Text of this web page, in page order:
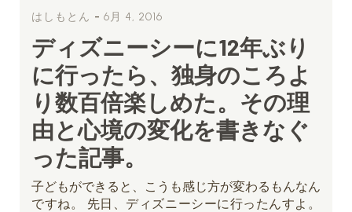
はしもとん - 6月 4, 2016
ディズニーシーに12年ぶり
に行ったら、独身のころよ
り数百倍楽しめた。その理
由と心境の変化を書きなぐ
った記事。
子どもができると、こうも感じ方が変わるもんなん
ですね。 先日、ディズニーシーに行ったんすよ。